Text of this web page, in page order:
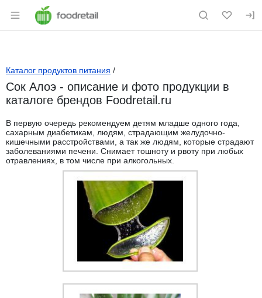
Раздел навигации по сайту
Каталог продуктов питания /
Сок Алоэ - описание и фото продукции в
каталоге брендов Foodretail.ru
В первую очередь рекомендуем детям младше одного года,
сахарным диабетикам, людям, страдающим желудочно-
кишечными расстройствами, а так же людям, которые страдают
заболеваниями печени. Снимает тошноту и рвоту при любых
отравлениях, в том числе при алкогольных.